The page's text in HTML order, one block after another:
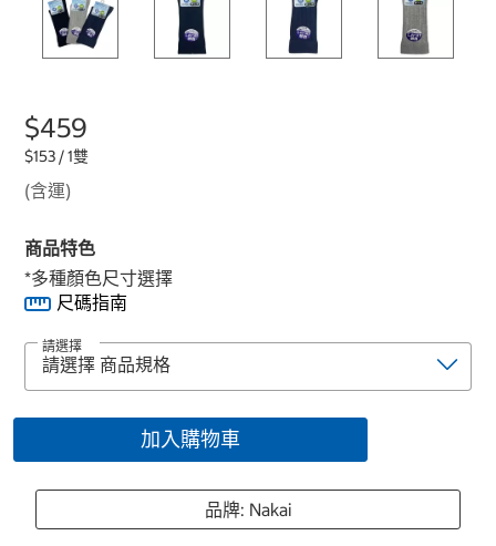
$459
$153 / 1雙
(含運)
商品特色
*多種顏色尺寸選擇
尺碼指南
請選擇
加入購物車
品牌: Nakai